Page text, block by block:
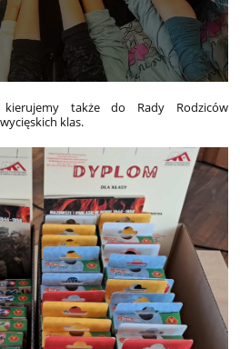
kierujemy także do Rady Rodziców
klas.